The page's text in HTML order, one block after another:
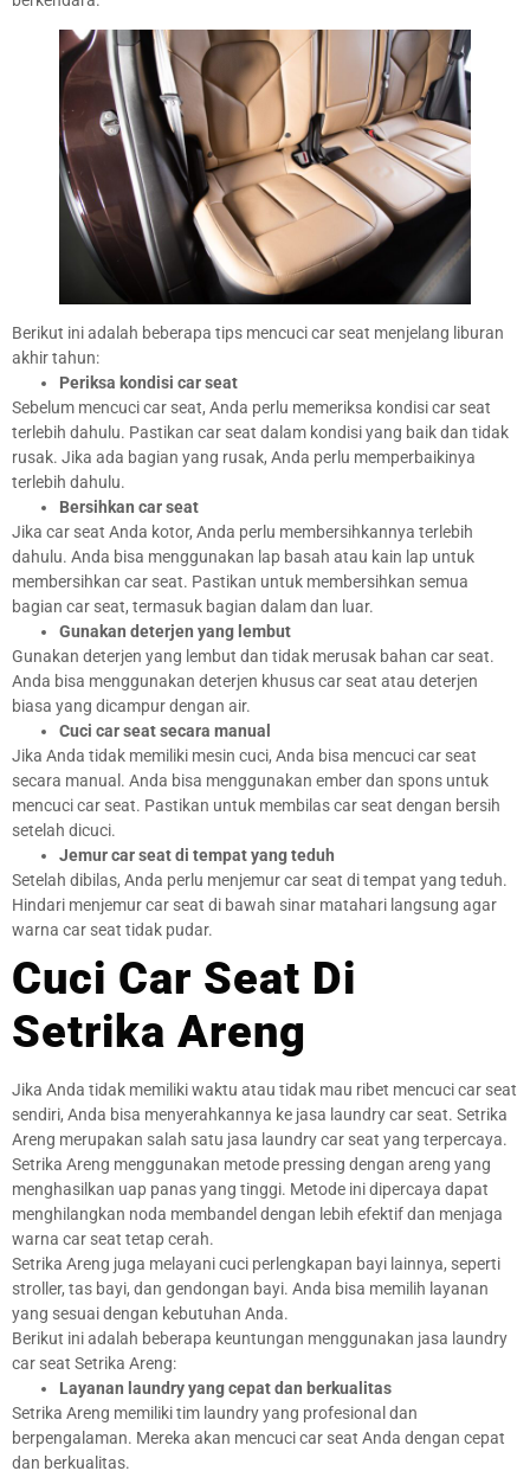
Berikut ini adalah beberapa tips mencuci car seat menjelang liburan
akhir tahun:
Periksa kondisi car seat
Sebelum mencuci car seat, Anda perlu memeriksa kondisi car seat
terlebih dahulu. Pastikan car seat dalam kondisi yang baik dan tidak
rusak. Jika ada bagian yang rusak, Anda perlu memperbaikinya
terlebih dahulu.
Bersihkan car seat
Jika car seat Anda kotor, Anda perlu membersihkannya terlebih
dahulu. Anda bisa menggunakan lap basah atau kain lap untuk
membersihkan car seat. Pastikan untuk membersihkan semua
bagian car seat, termasuk bagian dalam dan luar.
Gunakan deterjen yang lembut
Gunakan deterjen yang lembut dan tidak merusak bahan car seat.
Anda bisa menggunakan deterjen khusus car seat atau deterjen
biasa yang dicampur dengan air.
Cuci car seat secara manual
Jika Anda tidak memiliki mesin cuci, Anda bisa mencuci car seat
secara manual. Anda bisa menggunakan ember dan spons untuk
mencuci car seat. Pastikan untuk membilas car seat dengan bersih
setelah dicuci.
Jemur car seat di tempat yang teduh
Setelah dibilas, Anda perlu menjemur car seat di tempat yang teduh.
Hindari menjemur car seat di bawah sinar matahari langsung agar
warna car seat tidak pudar.
Cuci Car Seat Di
Setrika Areng
Jika Anda tidak memiliki waktu atau tidak mau ribet mencuci car seat
sendiri, Anda bisa menyerahkannya ke jasa laundry car seat. Setrika
Areng merupakan salah satu jasa laundry car seat yang terpercaya.
Setrika Areng menggunakan metode pressing dengan areng yang
menghasilkan uap panas yang tinggi. Metode ini dipercaya dapat
menghilangkan noda membandel dengan lebih efektif dan menjaga
warna car seat tetap cerah.
Setrika Areng juga melayani cuci perlengkapan bayi lainnya, seperti
stroller, tas bayi, dan gendongan bayi. Anda bisa memilih layanan
yang sesuai dengan kebutuhan Anda.
Berikut ini adalah beberapa keuntungan menggunakan jasa laundry
car seat Setrika Areng:
Layanan laundry yang cepat dan berkualitas
Setrika Areng memiliki tim laundry yang profesional dan
berpengalaman. Mereka akan mencuci car seat Anda dengan cepat
dan berkualitas.